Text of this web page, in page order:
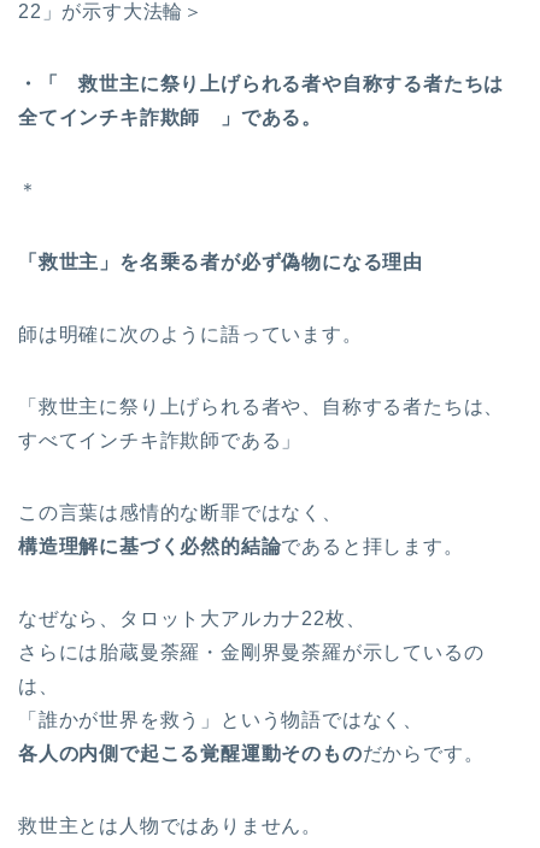
22」が示す大法輪＞
・「 救世主に祭り上げられる者や自称する者たちは
全てインチキ詐欺師 」である。
＊
「救世主」を名乗る者が必ず偽物になる理由
師は明確に次のように語っています。
「救世主に祭り上げられる者や、自称する者たちは、
すべてインチキ詐欺師である」
この言葉は感情的な断罪ではなく、
構造理解に基づく必然的結論であると拝します。
なぜなら、タロット大アルカナ22枚、
さらには胎蔵曼荼羅・金剛界曼荼羅が示しているの
は、
「誰かが世界を救う」という物語ではなく、
各人の内側で起こる覚醒運動そのものだからです。
救世主とは人物ではありません。